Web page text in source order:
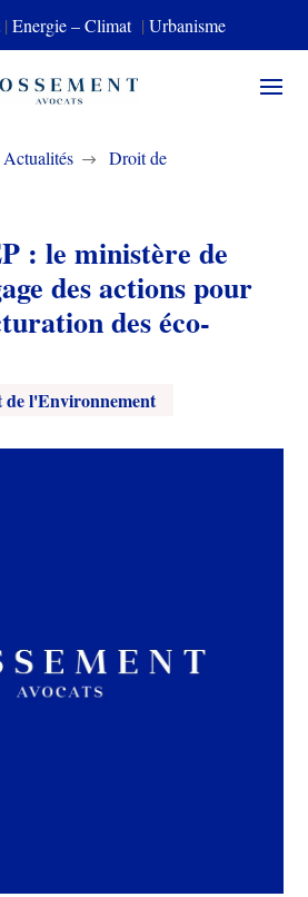
| Energie – Climat | Urbanisme
Actualités $
Droit de
: le ministère de
des actions pour
des éco-
l'Environnement